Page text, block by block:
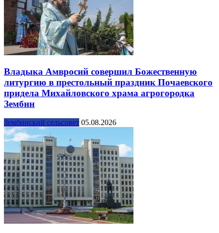
Владыка Амвросий совершил Божественную
литургию в престольный праздник Почаевского
придела Михайловского храма агрогородка
Зембин
Зембинский сельсовет 05.08.2026